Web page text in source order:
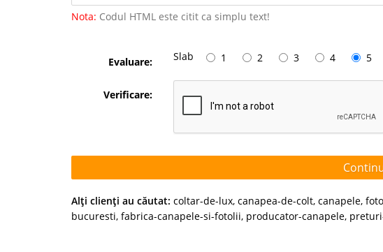
Nota: Codul HTML este citit ca simplu text!
Evaluare: Slab 1 2 3 4 5
Verificare:
Alţi clienţi au căutat: coltar-de-lux, canapea-de-colt, canapele,
bucuresti, fabrica-canapele-si-fotolii, producator-canapele,